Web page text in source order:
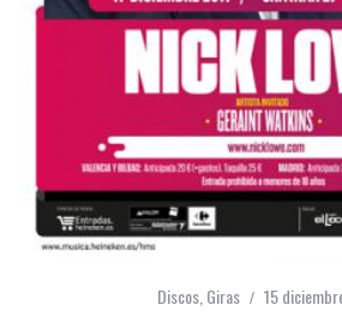
Discos, Giras 15